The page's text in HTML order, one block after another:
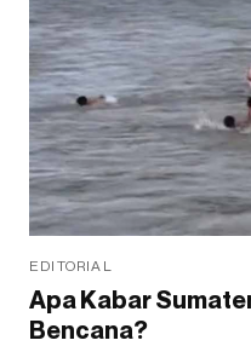
EDITORIAL
Apa Kabar
Bencana?